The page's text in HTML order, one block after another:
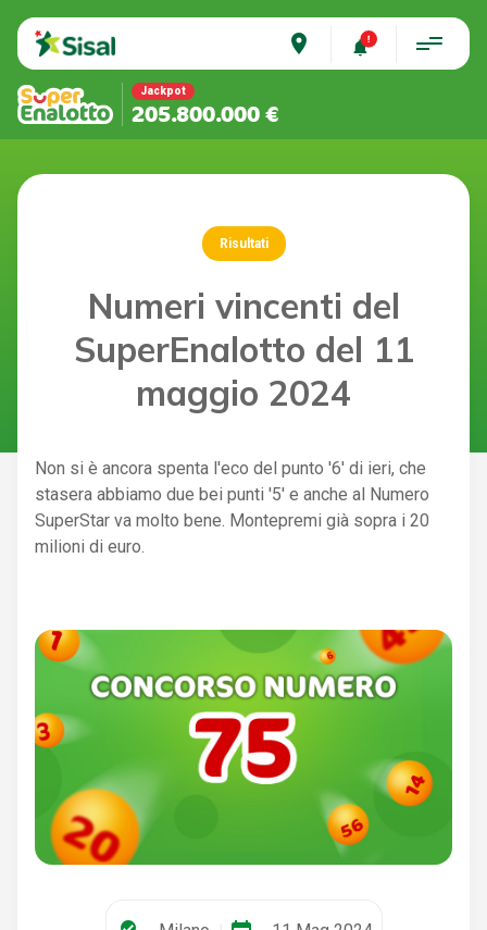
place
Jackpot
205.800.000 €
Risultati
Numeri vincenti del
SuperEnalotto del 11
maggio 2024
Non si è ancora spenta l'eco del punto '6' di ieri, che
stasera abbiamo due bei punti '5' e anche al Numero
SuperStar va molto bene. Montepremi già sopra i 20
milioni di euro.